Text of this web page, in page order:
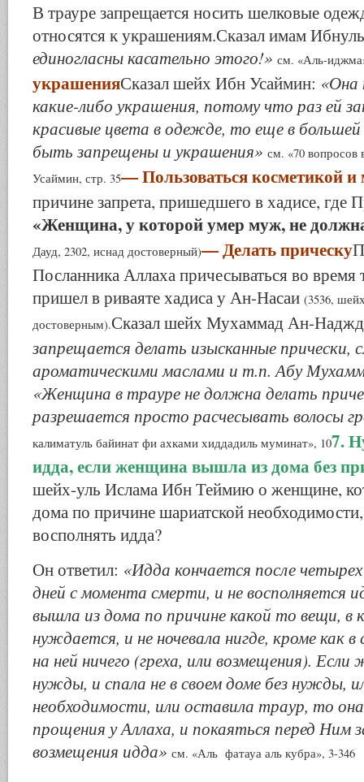
В трауре запрещается носить шелковые
относятся к украшениям.Сказал имам
единогласны касательно этого!» см. «Аль-
украшенияСказал шейх Ибн Усаймин: «Она
какие-либо украшения, потому что раз ей
красивые цвета в одежде, то еще в
быть запрещены и украшения» см. «70 вопросов
Усаймин, стр. 35— Пользоваться косметикой
причине запрета, пришедшего в хадисе, где
«Женщина, у которой умер муж, не
Дауд, 2302, иснад достоверный)— Делать прическу
Посланника Аллаха причесываться во время
пришел в риваяте хадиса у Ан-Насаи (3536,
достоверным).Сказал шейх Мухаммад Ан-
запрещается делать изысканные прически,
ароматическими маслами и т.п. Абу
«Женщина в трауре не должна делать
разрешается просто расчесывать волосы
калиматуль байинат фи ахками хиддадиль муминат», 107.
идда, если женщина вышла из дома без
шейх-уль Ислама Ибн Теймию о женщине,
дома по причине шариатской
восполнять идда?
Он ответил: «Идда кончается после
дней с момента смерти, и не восполняется
вышла из дома по причине какой то вещи, в
нуждается, и не ночевала нигде, кроме как
на ней ничего (греха, или возмещения).
нужды, и спала не в своем доме без нужды,
необходимости, или оставила траур, то
прощения у Аллаха, и покаяться перед Ним
возмещения идда» см. «Аль фатауа аль кубра», 3-346